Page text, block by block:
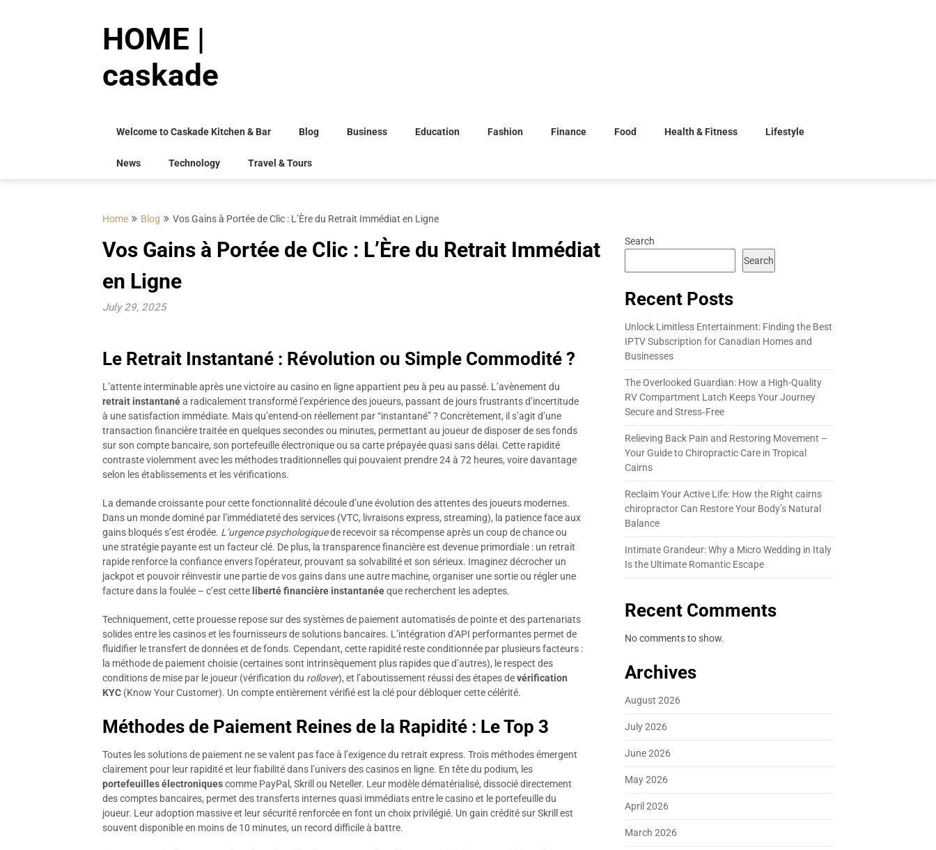
HOME |
caskade
Welcome to Caskade Kitchen & Bar Blog Business Education Fashion Finance Food Health & Fitness Lifestyle
News Technology Travel & Tours
Home Blog Vos Gains à Portée de Clic : L’Ère du Retrait Immédiat en Ligne
Vos Gains à Portée de Clic : L’Ère du Retrait Immédiat
en Ligne
July 29, 2025
Le Retrait Instantané : Révolution ou Simple Commodité ?
L’attente interminable après une victoire au casino en ligne appartient peu à peu au passé. L’avènement du
retrait instantanéa radicalement transformé l’expérience des joueurs, passant de jours frustrants d’incertitude
à une satisfaction immédiate. Mais qu’entend-on réellement par “instantané” ? Concrètement, il s’agit d’une
transaction financière traitée en quelques secondes ou minutes, permettant au joueur de disposer de ses fonds
sur son compte bancaire, son portefeuille électronique ou sa carte prépayée quasi sans délai. Cette rapidité
contraste violemment avec les méthodes traditionnelles qui pouvaient prendre 24 à 72 heures, voire davantage
selon les établissements et les vérifications.
La demande croissante pour cette fonctionnalité découle d’une évolution des attentes des joueurs modernes.
Dans un monde dominé par l’immédiateté des services (VTC, livraisons express, streaming), la patience face aux
gains bloqués s’est érodée. L’urgence psychologiquede recevoir sa récompense après un coup de chance ou
une stratégie payante est un facteur clé. De plus, la transparence financière est devenue primordiale : un retrait
rapide renforce la confiance envers l’opérateur, prouvant sa solvabilité et son sérieux. Imaginez décrocher un
jackpot et pouvoir réinvestir une partie de vos gains dans une autre machine, organiser une sortie ou régler une
facture dans la foulée – c’est cette liberté financière instantanéeque recherchent les adeptes.
Techniquement, cette prouesse repose sur des systèmes de paiement automatisés de pointe et des partenariats
solides entre les casinos et les fournisseurs de solutions bancaires. L’intégration d’API performantes permet de
fluidifier le transfert de données et de fonds. Cependant, cette rapidité reste conditionnée par plusieurs facteurs :
la méthode de paiement choisie (certaines sont intrinsèquement plus rapides que d’autres), le respect des
conditions de mise par le joueur (vérification du rollover), et l’aboutissement réussi des étapes devérification
KYC (Know Your Customer). Un compte entièrement vérifié est la clé pour débloquer cette célérité.
Méthodes de Paiement Reines de la Rapidité : Le Top 3
Toutes les solutions de paiement ne se valent pas face à l’exigence du retrait express. Trois méthodes émergent
clairement pour leur rapidité et leur fiabilité dans l’univers des casinos en ligne. En tête du podium, les
portefeuilles électroniquescomme PayPal, Skrill ou Neteller. Leur modèle dématérialisé, dissocié directement
des comptes bancaires, permet des transferts internes quasi immédiats entre le casino et le portefeuille du
joueur. Leur adoption massive et leur sécurité renforcée en font un choix privilégié. Un gain crédité sur Skrill est
souvent disponible en moins de 10 minutes, un record difficile à battre.
Search
Search
Recent Posts
Unlock Limitless Entertainment: Finding the Best
IPTV Subscription for Canadian Homes and
Businesses
The Overlooked Guardian: How a High-Quality
RV Compartment Latch Keeps Your Journey
Secure and Stress‑Free
Relieving Back Pain and Restoring Movement –
Your Guide to Chiropractic Care in Tropical
Cairns
Reclaim Your Active Life: How the Right cairns
chiropractor Can Restore Your Body’s Natural
Balance
Intimate Grandeur: Why a Micro Wedding in Italy
Is the Ultimate Romantic Escape
Recent Comments
No comments to show.
Archives
August 2026
July 2026
June 2026
May 2026
April 2026
March 2026